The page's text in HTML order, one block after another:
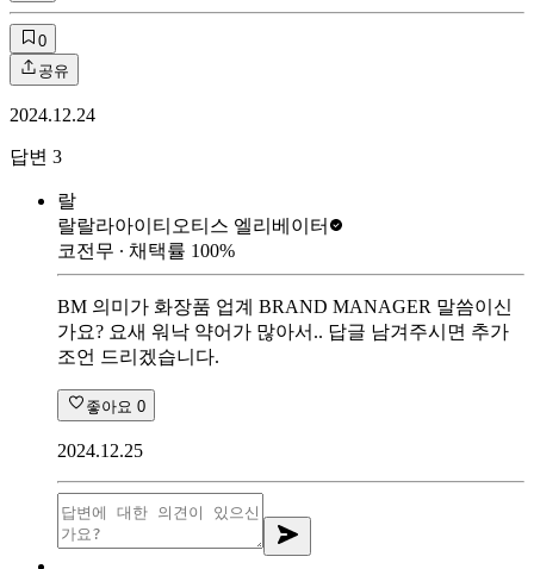
0
공유
2024.12.24
답변 3
랄
랄랄라아이티 오티스 엘리베이터
코전무 ∙ 채택률 100%
BM 의미가 화장품 업계 BRAND MANAGER 말씀이신
가요? 요새 워낙 약어가 많아서.. 답글 남겨주시면 추가
조언 드리겠습니다.
좋아요 0
2024.12.25